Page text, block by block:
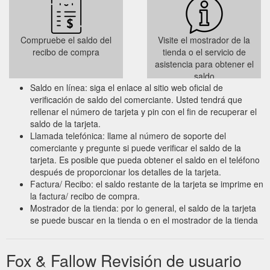
Compruebe el saldo del
recibo de compra
Visite el mostrador de la
tienda o el servicio de
asistencia para obtener el
saldo
Saldo en línea: siga el enlace al sitio web oficial de
verificación de saldo del comerciante. Usted tendrá que
rellenar el número de tarjeta y pin con el fin de recuperar el
saldo de la tarjeta.
Llamada telefónica: llame al número de soporte del
comerciante y pregunte si puede verificar el saldo de la
tarjeta. Es posible que pueda obtener el saldo en el teléfono
después de proporcionar los detalles de la tarjeta.
Factura/ Recibo: el saldo restante de la tarjeta se imprime en
la factura/ recibo de compra.
Mostrador de la tienda: por lo general, el saldo de la tarjeta
se puede buscar en la tienda o en el mostrador de la tienda
Fox & Fallow Revisión de usuario